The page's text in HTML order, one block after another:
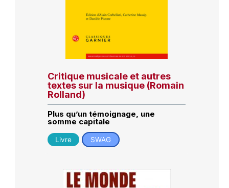
Critique musicale et autres
textes sur la musique (Romain
Rolland)
Plus qu’un témoignage, une
somme capitale
Livre SWAG